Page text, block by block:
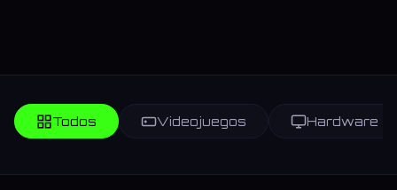
Todos Videojuegos Hardware